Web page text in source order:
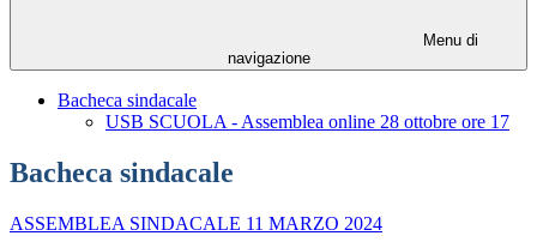
Menu di
navigazione
Bacheca sindacale
USB SCUOLA - Assemblea online 28 ottobre ore 17
Bacheca sindacale
ASSEMBLEA SINDACALE 11 MARZO 2024